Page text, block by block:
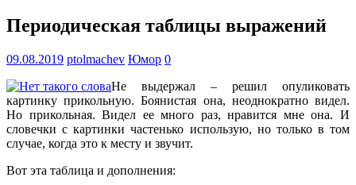
Периодическая таблицы выражений
09.08.2019 ptolmachev Юмор 0
Не выдержал – решил опуликовать
картинку прикольную. Боянистая она, неоднократно видел.
Но прикольная. Видел ее много раз, нравится мне она. И
словечки с картинки частенько использую, но только в том
случае, когда это к месту и звучит.
Вот эта таблица и дополнения: